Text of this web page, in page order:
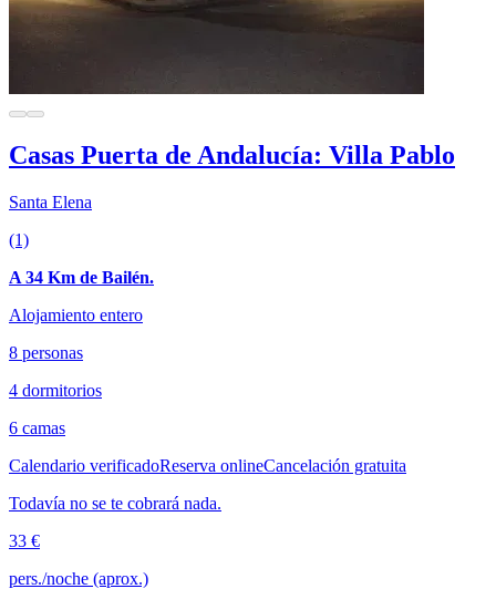
Casas Puerta de Andalucía: Villa Pablo
Santa Elena
(1)
A 34 Km de Bailén.
Alojamiento entero
8 personas
4 dormitorios
6 camas
Calendario verificadoReserva onlineCancelación gratuita
Todavía no se te cobrará nada.
33 €
pers./noche (aprox.)